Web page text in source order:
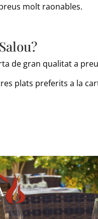
molt raonables.
de gran qualitat a
plats preferits a la